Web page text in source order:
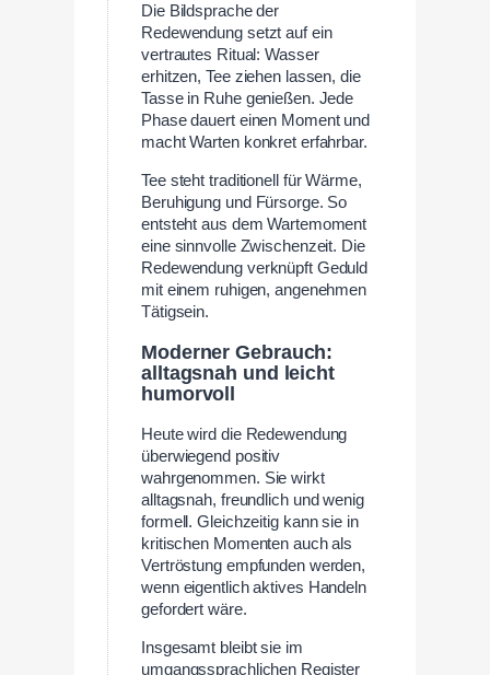
Die Bildsprache der
Redewendung setzt auf ein
vertrautes Ritual: Wasser
erhitzen, Tee ziehen lassen, die
Tasse in Ruhe genießen. Jede
Phase dauert einen Moment und
macht Warten konkret erfahrbar.
Tee steht traditionell für Wärme,
Beruhigung und Fürsorge. So
entsteht aus dem Wartemoment
eine sinnvolle Zwischenzeit. Die
Redewendung verknüpft Geduld
mit einem ruhigen, angenehmen
Tätigsein.
Moderner Gebrauch:
alltagsnah und leicht
humorvoll
Heute wird die Redewendung
überwiegend positiv
wahrgenommen. Sie wirkt
alltagsnah, freundlich und wenig
formell. Gleichzeitig kann sie in
kritischen Momenten auch als
Vertröstung empfunden werden,
wenn eigentlich aktives Handeln
gefordert wäre.
Insgesamt bleibt sie im
umgangssprachlichen Register